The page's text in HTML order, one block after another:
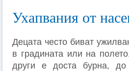
Ухапвания от
Децата често биват
в градината или на
други е доста бурна,